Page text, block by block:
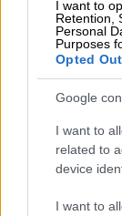
I want to
Retention,
Personal
Purposes
Opted Out
Google
I want to
related to
device
I want to
σύμφωνα με
σκουλήκι